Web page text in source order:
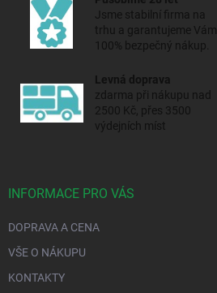
Jsme stabilní firma na
trhu a garantujeme Vám
100% bezpečný nákup.
Levná doprava
zdarma při nákupu nad
2500 Kč, přes 3500
výdejních míst
INFORMACE PRO VÁS
DOPRAVA A CENA
VŠE O NÁKUPU
KONTAKTY